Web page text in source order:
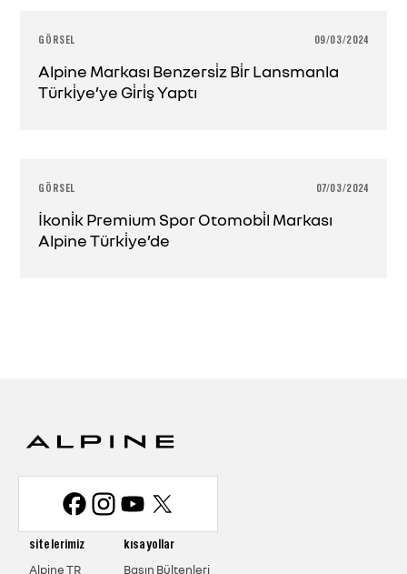
GÖRSEL 09/03/2024
Alpine Markası Benzersi̇z Bi̇r Lansmanla
Türki̇ye’ye Gi̇ri̇ş Yaptı
GÖRSEL 07/03/2024
İkoni̇k Premium Spor Otomobi̇l Markası
Alpine Türki̇ye’de
Go to home page
sitelerimiz
Alpine TR
kısayollar
Basın Bültenleri